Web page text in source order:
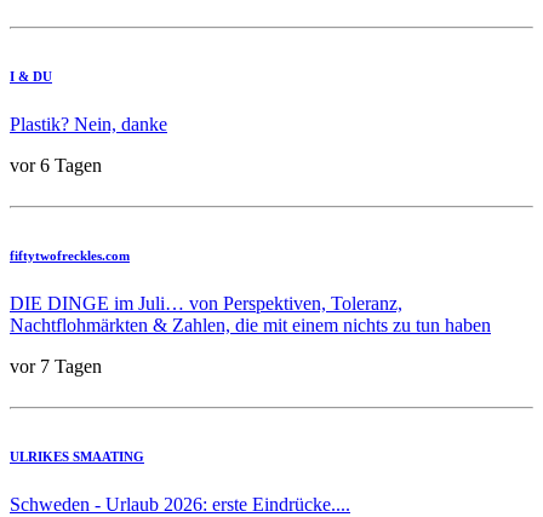
I & DU
Plastik? Nein, danke
vor 6 Tagen
fiftytwofreckles.com
DIE DINGE im Juli… von Perspektiven, Toleranz,
Nachtflohmärkten & Zahlen, die mit einem nichts zu tun haben
vor 7 Tagen
ULRIKES SMAATING
Schweden - Urlaub 2026: erste Eindrücke....